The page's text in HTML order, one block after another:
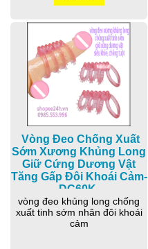
Vòng Đeo Chống Xuất
Sớm Xương Khủng Long
Giữ Cứng Dương Vật
Tăng Gấp Đôi Khoái Cảm-
DC60K
vòng đeo khủng long chống
xuất tinh sớm nhân đôi khoái
cảm